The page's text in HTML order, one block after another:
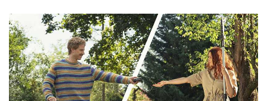
Minox
Mockmill
More than chef
MOSA
MOVA